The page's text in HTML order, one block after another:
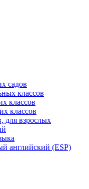
садов
классов
классов
классов
для взрослых
английский (ESP)